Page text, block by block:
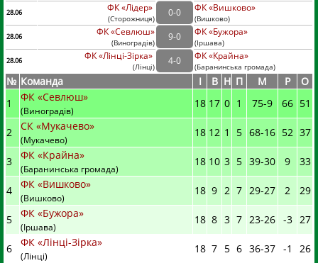
28.06
ФК «Лідер»
(Сторожниця)
0-0 ФК «Вишково»
(Вишково)
28.06
ФК «Севлюш»
(Виноградів)
9-0 ФК «Бужора»
(Іршава)
28.06
ФК «Лінці-Зірка»
(Лінці)
4-0 ФК «Крайна»
(Баранинська громада)
№ Команда I В Н П М Р
О
1
ФК «Севлюш»
(Виноградів)
18 17 0 1 75-9 66 51
2 СК «Мукачево»
(Мукачево)
18 12 1 5 68-16 52 37
3 ФК «Крайна»
(Баранинська громада)
18 10 3 5 39-30 9 33
4 ФК «Вишково»
(Вишково)
18 9 2 7 29-27 2 29
5 ФК «Бужора»
(Іршава)
18 8 3 7 23-26 -3 27
6 ФК «Лінці-Зірка»
(Лінці)
18 7 5 6 36-37 -1 26